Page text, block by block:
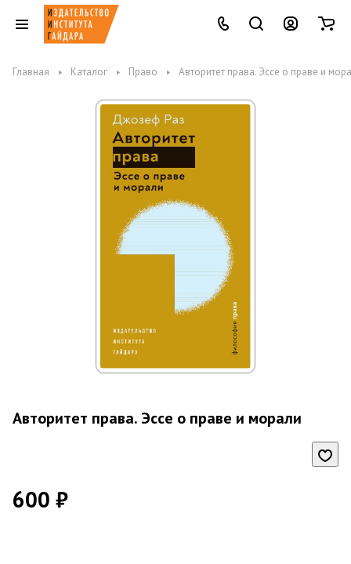
Главная Каталог Право Авторитет права. Эссе о праве и
Авторитет права. Эссе о праве и морали
600 ₽